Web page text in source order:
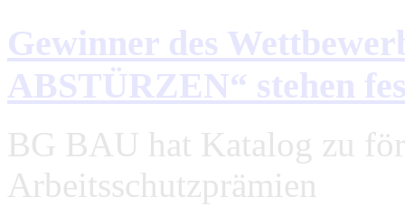
Gewinner des
ABSTÜRZEN“ stehen
BG BAU hat Katalog zu
Arbeitsschutzprämien